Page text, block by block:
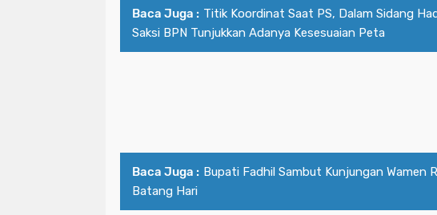
Baca Juga : Titik Koordinat Saat PS, Dalam Sidang
Saksi BPN Tunjukkan Adanya Kesesuaian Peta
Baca Juga : Bupati Fadhil Sambut Kunjungan Wamen
Batang Hari